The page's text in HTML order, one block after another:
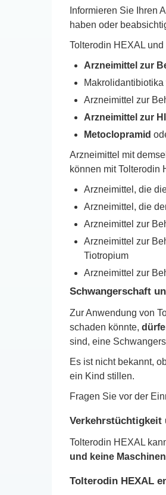
Informieren Sie Ihren
haben oder
Tolterodin HEXAL
Arzneimittel zur
Makrolidantibiotika
Arzneimittel zur
Arzneimittel zur
Metoclopramid
Arzneimittel mit
können mit Tolterodin
Arzneimittel, die
Arzneimittel, die
Arzneimittel zur
Arzneimittel zur
Tiotropium
Arzneimittel zur
Schwangerschaft
Zur Anwendung von
schaden könnte,
sind, eine
Es ist nicht bekannt,
ein Kind stillen.
Fragen Sie vor der
Verkehrstüchtigkeit
Tolterodin HEXAL
und keine
Tolterodin HEXAL